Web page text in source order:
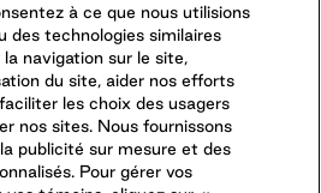
à ce que nous utilisions
des technologies similaires
navigation sur le site,
du site, aider nos efforts
les choix des usagers
nos sites. Nous fournissons
publicité sur mesure et des
Pour gérer vos